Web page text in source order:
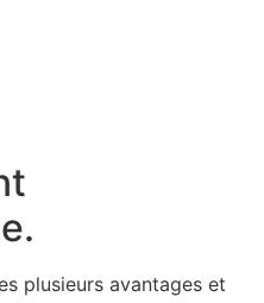
plusieurs avantages et